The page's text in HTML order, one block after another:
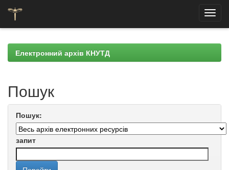
navigationЕлектронний архів КНУТД
Пошук
Пошук:
запит